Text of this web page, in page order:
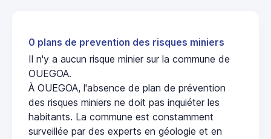
0 plans de prevention des risques miniers
Il n'y a aucun risque minier sur la commune de
OUEGOA.
À OUEGOA, l'absence de plan de prévention
des risques miniers ne doit pas inquiéter les
habitants. La commune est constamment
surveillée par des experts en géologie et en